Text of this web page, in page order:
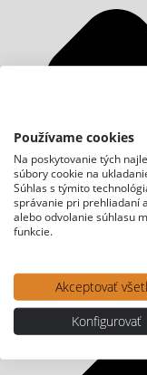
Používame cookies
Na poskytovanie tých
súbory cookie na
Súhlas s týmito
správanie pri prehliadaní
alebo odvolanie súhlasu
funkcie.
Akceptovať
Konfigurovať